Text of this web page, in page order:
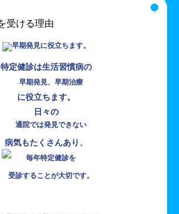
特定健診は生活習慣病の
に役立ちます。
日々の
病気もたくさんあり、